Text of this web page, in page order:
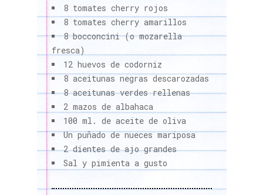
8 tomates cherry rojos
8 tomates cherry amarillos
8 bocconcini (o mozarella
fresca)
12 huevos de codorniz
8 aceitunas negras descarozadas
8 aceitunas verdes rellenas
2 mazos de albahaca
100 ml. de aceite de oliva
Un puñado de nueces mariposa
2 dientes de ajo grandes
Sal y pimienta a gusto